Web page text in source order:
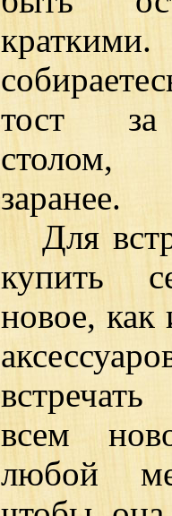
тост за
столом,
заранее.
Для
купить
новое,
всем
любой